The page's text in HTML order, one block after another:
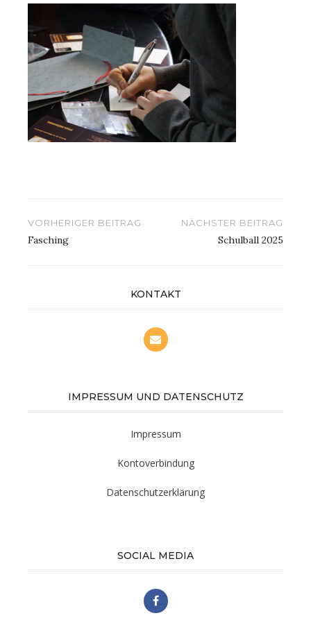
Beitragsnavigation
VORHERIGER BEITRAG
Fasching
NÄCHSTER BEITRAG
Schulball 2025
KONTAKT
IMPRESSUM UND DATENSCHUTZ
Impressum
Kontoverbindung
Datenschutzerklärung
SOCIAL MEDIA